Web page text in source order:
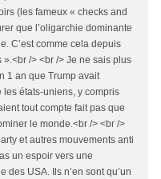
(les fameux « checks and
que l’oligarchie dominante
C’est comme cela depuis
».<br /> <br /> Je ne sais plus
1 an que Trump avait
états-uniens, y compris
tout compte fait pas que
le monde.<br /> <br />
et autres mouvements anti
un espoir vers une
des USA. Ils n’en sont qu’un